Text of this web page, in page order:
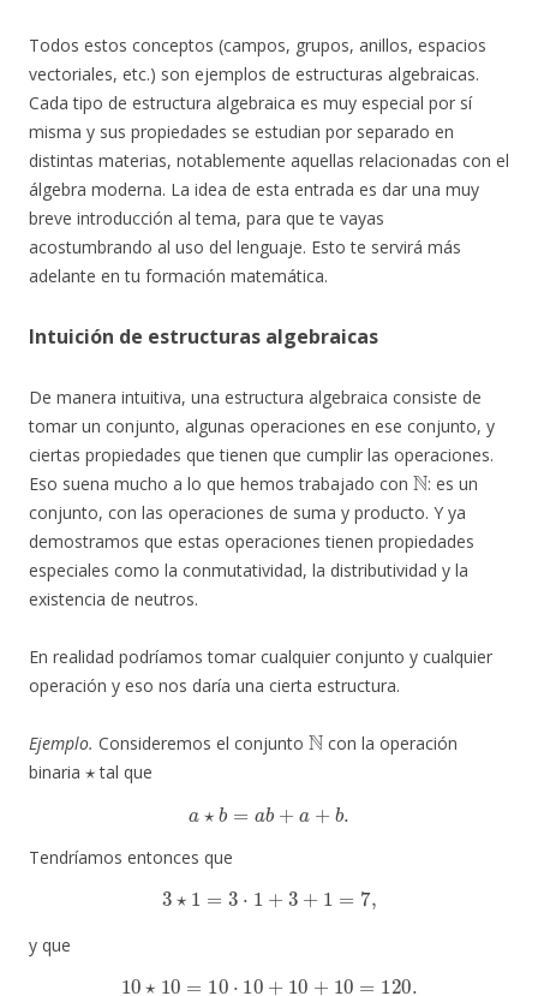
Todos estos conceptos (campos, grupos, anillos, espacios
vectoriales, etc.) son ejemplos de estructuras algebraicas.
Cada tipo de estructura algebraica es muy especial por sí
misma y sus propiedades se estudian por separado en
distintas materias, notablemente aquellas relacionadas con el
álgebra moderna. La idea de esta entrada es dar una muy
breve introducción al tema, para que te vayas
acostumbrando al uso del lenguaje. Esto te servirá más
adelante en tu formación matemática.
Intuición de estructuras algebraicas
De manera intuitiva, una estructura algebraica consiste de
tomar un conjunto, algunas operaciones en ese conjunto, y
ciertas propiedades que tienen que cumplir las operaciones.
Eso suena mucho a lo que hemos trabajado con
N
: es un
conjunto, con las operaciones de suma y producto. Y ya
demostramos que estas operaciones tienen propiedades
especiales como la conmutatividad, la distributividad y la
existencia de neutros.
En realidad podríamos tomar cualquier conjunto y cualquier
operación y eso nos daría una cierta estructura.
Ejemplo. Consideremos el conjunto
N
con la operación
binaria
⋆
tal que
a ⋆ b= ab + a+ b
Tendríamos entonces que
3 ⋆1 = 3 ⋅1+ 3+1 = 7,
y que
10⋆ 10 =10 ⋅10 + 10+ 10= 120.